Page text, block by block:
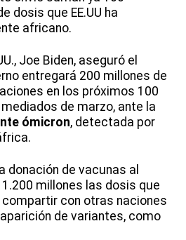
dosis que EE.UU ha
africano.
Joe Biden, aseguró el
entregará 200 millones de
en los próximos 100
de marzo, ante la
ómicron, detectada por
donación de vacunas al
millones las dosis que
compartir con otras naciones
de variantes, como